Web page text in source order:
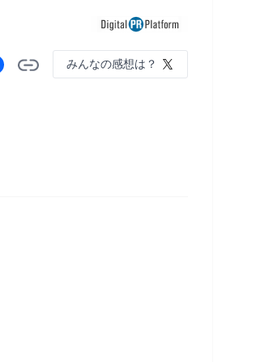
みんなの感想は？